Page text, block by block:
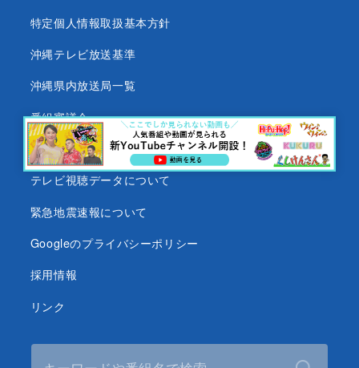
特定個人情報取扱基本方針
沖縄テレビ放送基準
沖縄県内放送局一覧
番組審議会
沖縄テレビ名義の後援依頼について
テレビ視聴データについて
緊急地震速報について
Googleのプライバシーポリシー
採用情報
リンク